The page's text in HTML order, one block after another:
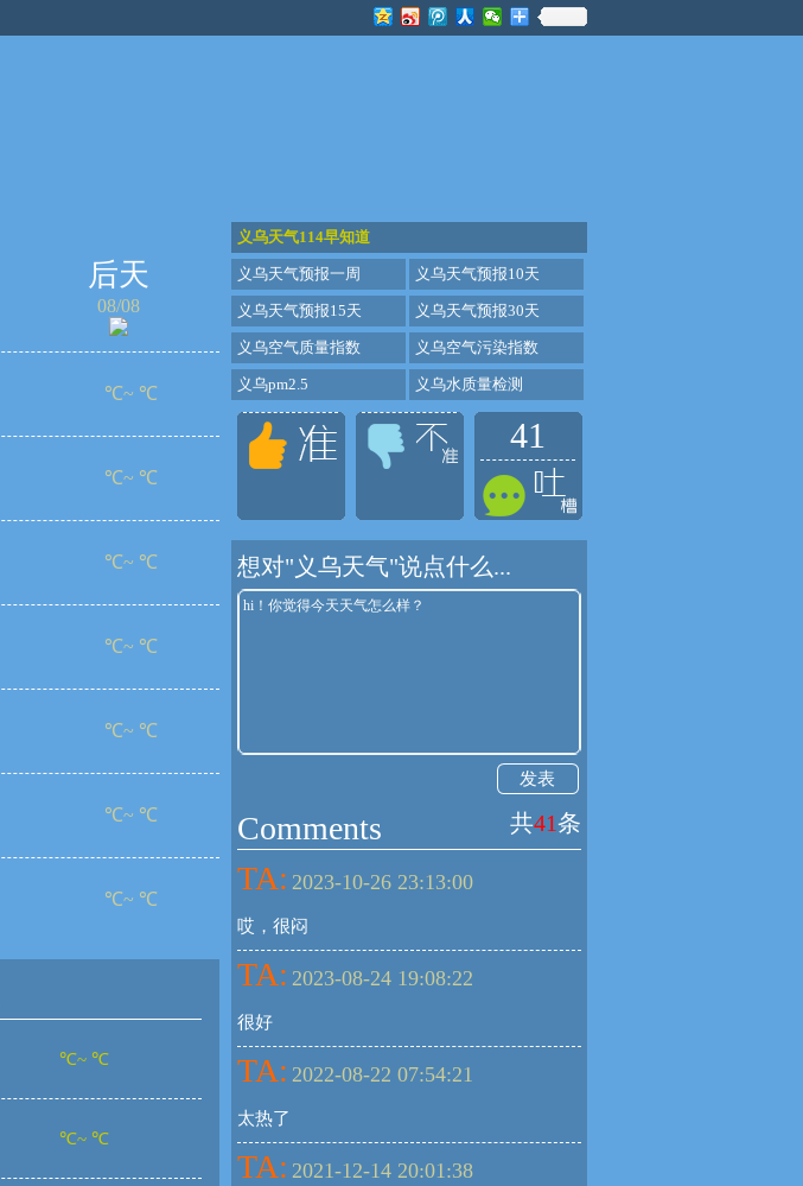
后天
08/08
℃~ ℃
℃~ ℃
℃~ ℃
℃~ ℃
℃~ ℃
℃~ ℃
℃~ ℃
℃~ ℃
℃~ ℃
义乌天气114早知道
义乌天气预报一周 义乌天气预报10天
义乌天气预报15天 义乌天气预报30天
义乌空气质量指数 义乌空气污染指数
义乌pm2.5 义乌水质量检测
41
想对"义乌天气"说点什么...
发表
Comments 共41条
TA: 2023-10-26 23:13:00
哎，很闷
TA: 2023-08-24 19:08:22
很好
TA: 2022-08-22 07:54:21
太热了
TA: 2021-12-14 20:01:38